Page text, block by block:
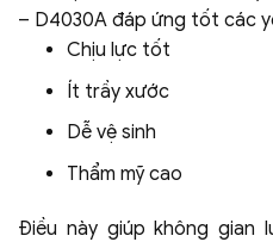
– D4030A đáp ứng tốt các
Chịu lực tốt
Ít trầy xước
Dễ vệ sinh
Thẩm mỹ cao
Điều này giúp không gian